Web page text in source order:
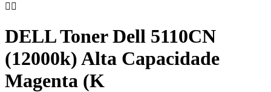
 
DELL Toner Dell 5110CN
(12000k) Alta Capacidade
Magenta (K